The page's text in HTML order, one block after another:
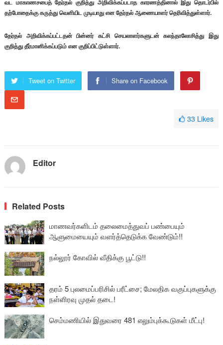
வட மாகாணசபைத் தேர்தல் குறித்து அறிவிக்கப்படாத காரணத்தினால் இது தொடர்பில்
தற்போதைக்கு கருத்து வெளியிட முடியாது என தேர்தல் ஆணையாளர் தெரிவித்துள்ளார்.
தேர்தல் அறிவிக்கப்பட்டதன் பின்னர் கட்சி செயலாளர்களுடன் கலந்தாலோசித்து இது
குறித்து தீர்மானிக்கப்படும் என குறிப்பிட்டுள்ளார்.
Tweet on Twitter Share on Facebook
33 Likes
Editor
Related Posts
மாணவர்களிடம் தலைமைத்துவப் பண்பையும்
ஆளுமையையும் வளர்த்தெடுக்க வேண்டும்!!
நல்லூர் கோவில் வீதிக்கு பூட்டு!!
தரம் 5 புலமைப்பரிசில் பரீட்சை; மேலதிக வகுப்புகளுக்கு
நள்ளிரவு முதல் தடை!
செம்மணியில் இதுவரை 481 எலும்புக்கூடுகள் மீட்பு!